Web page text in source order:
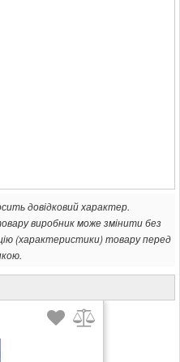
довідковий характер.
виробник може змінити без
(характеристики) товару перед